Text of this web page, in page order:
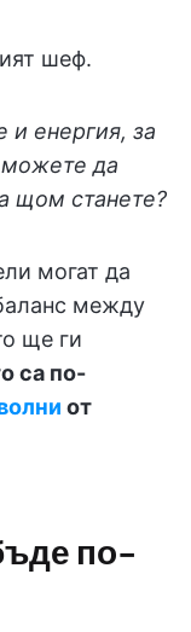
шеф.
и енергия, за
можете да
щом станете?
могат да
между
ще ги
са по-
от
по-